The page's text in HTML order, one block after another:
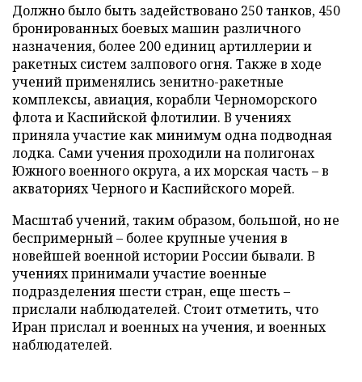
Должно было быть задействовано 250 танков, 450
бронированных боевых машин различного
назначения, более 200 единиц артиллерии и
ракетных систем залпового огня. Также в ходе
учений применялись зенитно-ракетные
комплексы, авиация, корабли Черноморского
флота и Каспийской флотилии. В учениях
приняла участие как минимум одна подводная
лодка. Сами учения проходили на полигонах
Южного военного округа, а их морская часть – в
акваториях Черного и Каспийского морей.
Масштаб учений, таким образом, большой, но не
беспримерный – более крупные учения в
новейшей военной истории России бывали. В
учениях принимали участие военные
подразделения шести стран, еще шесть –
прислали наблюдателей. Стоит отметить, что
Иран прислал и военных на учения, и военных
наблюдателей.